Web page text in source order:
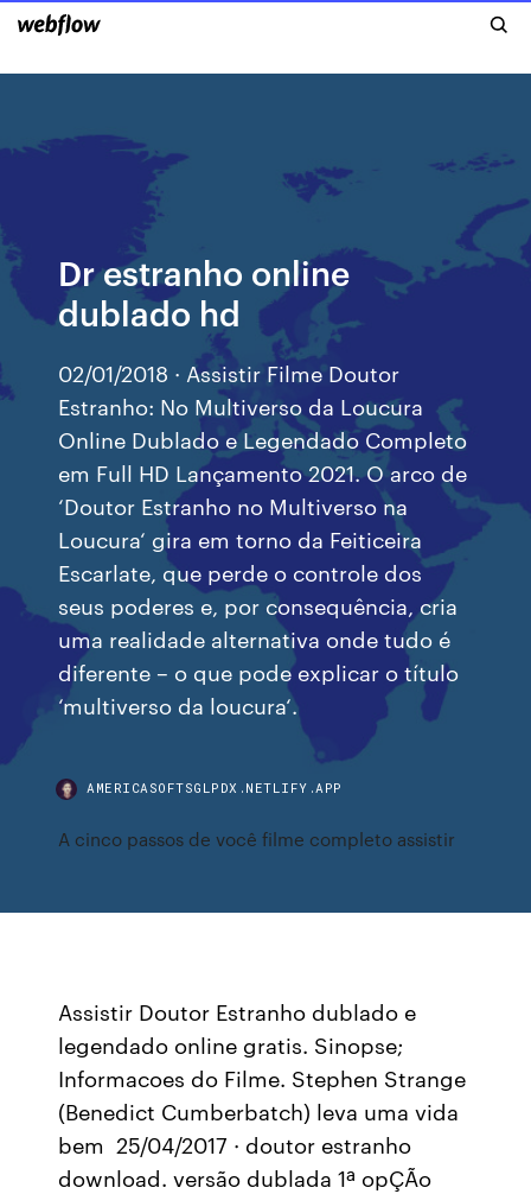
Dr estranho online
dublado hd
02/01/2018 · Assistir Filme Doutor
Estranho: No Multiverso da Loucura
Online Dublado e Legendado Completo
em Full HD Lançamento 2021. O arco de
‘Doutor Estranho no Multiverso na
Loucura‘ gira em torno da Feiticeira
Escarlate, que perde o controle dos
seus poderes e, por consequência, cria
uma realidade alternativa onde tudo é
diferente – o que pode explicar o título
‘multiverso da loucura‘.
AMERICASOFTSGLPDX.NETLIFY.APP
A cinco passos de você filme completo assistir
Assistir Doutor Estranho dublado e
legendado online gratis. Sinopse;
Informacoes do Filme. Stephen Strange
(Benedict Cumberbatch) leva uma vida
bem 25/04/2017 · doutor estranho
download. versão dublada 1ª opÇÃo